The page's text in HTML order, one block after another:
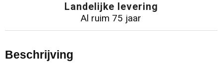
Landelijke levering
Al ruim 75 jaar
Beschrijving